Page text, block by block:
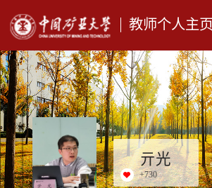
教师个人主页
亓光
+730